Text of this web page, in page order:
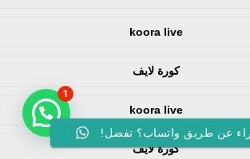
koora live
كورة لايف
koora live
كورة لايف
عن طريق واتساب؟ تفضل!
1